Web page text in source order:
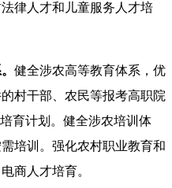
律人才和儿童服务人才培
健全涉农高等教育体系，优
村干部、农民等报考高职院
育计划。健全涉农培训体
培训。强化农村职业教育和
商人才培育。